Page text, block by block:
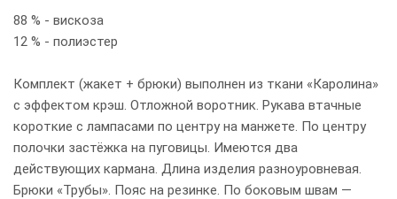
88 % - вискоза
12 % - полиэстер
Комплект (жакет + брюки) выполнен из ткани «Каролина»
с эффектом крэш. Отложной воротник. Рукава втачные
короткие с лампасами по центру на манжете. По центру
полочки застёжка на пуговицы. Имеются два
действующих кармана. Длина изделия разноуровневая.
Брюки «Трубы». Пояс на резинке. По боковым швам —